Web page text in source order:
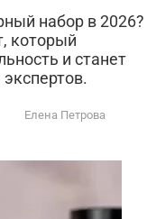
набор в 2026?
который
и станет
Елена Петрова